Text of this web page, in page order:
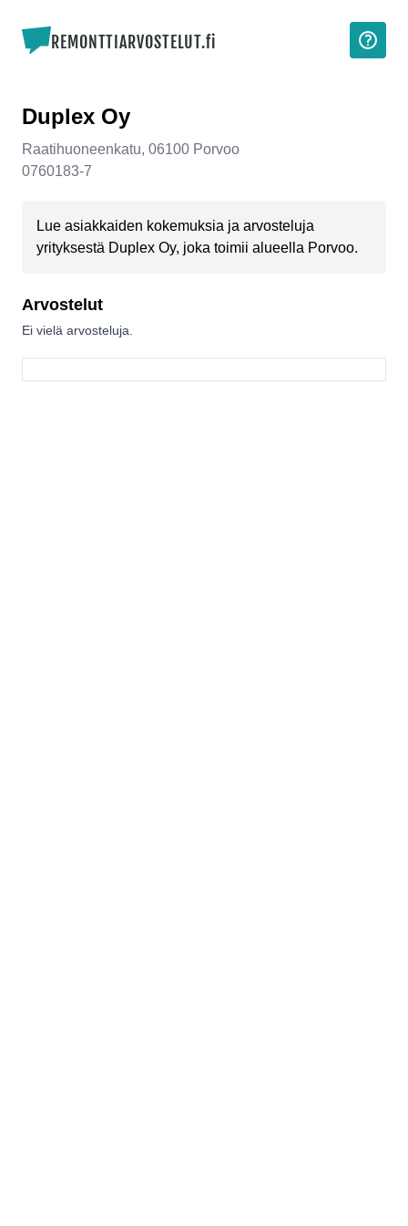
REMONTTIARVOSTELUT.fi
Duplex Oy
Raatihuoneenkatu, 06100 Porvoo
0760183-7
Lue asiakkaiden kokemuksia ja arvosteluja
yrityksestä Duplex Oy, joka toimii alueella Porvoo.
Arvostelut
Ei vielä arvosteluja.